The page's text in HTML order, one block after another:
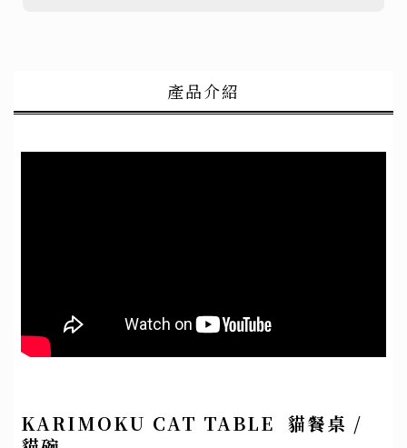
產品介紹
KARIMOKU CAT TABLE 貓餐桌 /